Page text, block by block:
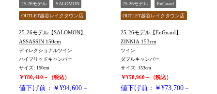
25-26モデル SALOMON
OUTLET越谷レイクタウン店
値下げしました
25-26モデル【SALOMON】
ASSASSIN 150cm
ディレクショナルツイン
ハイブリッドキャンバー
サイズ: 150cm
￥¥80,410－（税込）
値下げ前：￥¥94,600－
25-26モデル EnGuard
OUTLET越谷レイクタウン店
値下げしました
25-26モデル【EnGuard】
ZINNIA 153cm
ツイン
ダブルキャンバー
サイズ: 153cm
￥¥58,960－（税込）
値下げ前：￥¥73,700－